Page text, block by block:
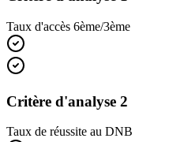
Taux d'accès 6ème/3ème
Critère d'analyse 2
Taux de réussite au DNB